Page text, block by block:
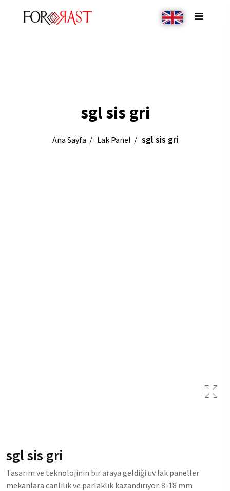
sgl sis gri
Ana Sayfa Lak Panel sgl sis gri
sgl sis gri
Tasarım ve teknolojinin bir araya geldiği uv lak paneller
mekanlara canlılık ve parlaklık kazandırıyor. 8-18 mm